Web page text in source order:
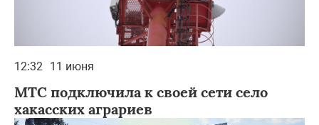
12:32 11 июня
МТС подключила к своей сети село
хакасских аграриев